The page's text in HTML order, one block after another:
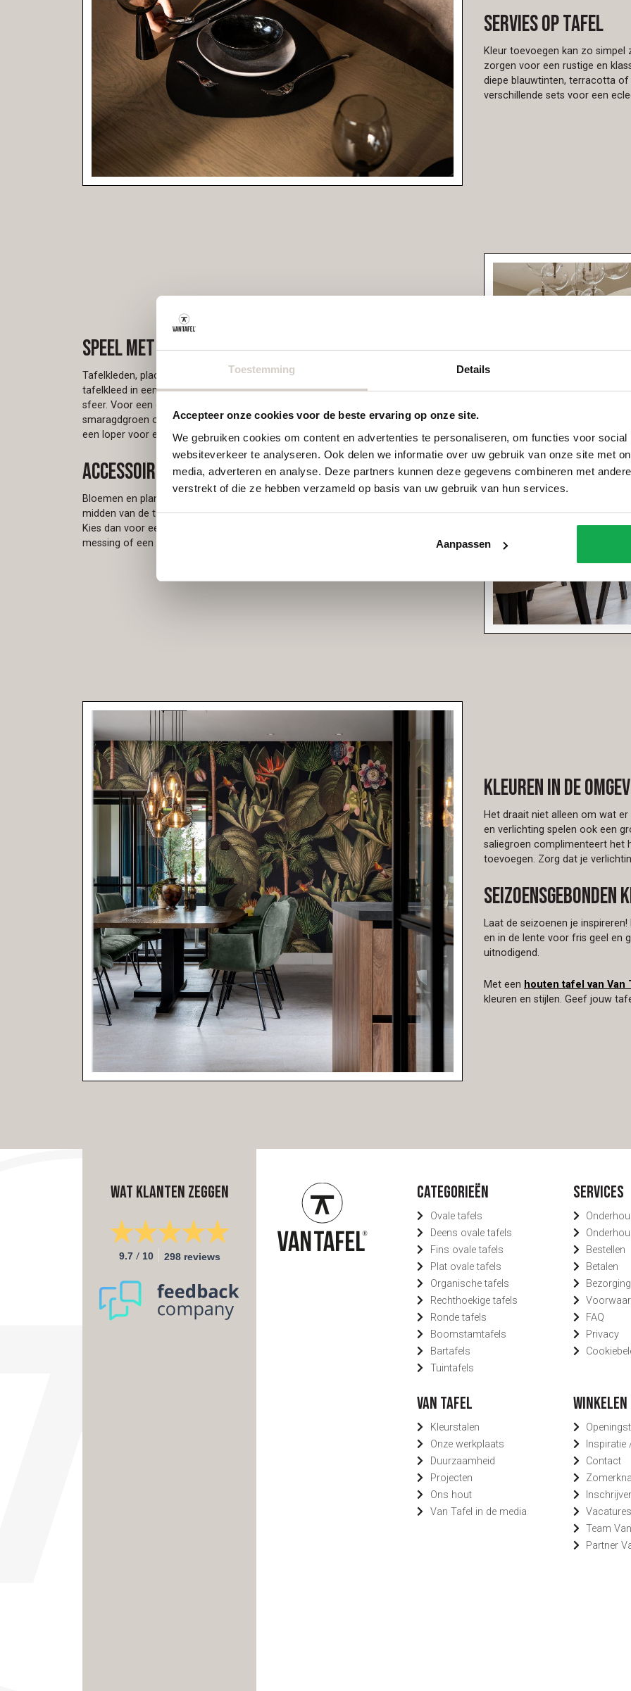
Toestemming Details
Accepteer onze cookies voor de beste ervaring op onze site.
We gebruiken cookies om content en advertenties te personaliseren, om functies voor
websiteverkeer te analyseren. Ook delen we informatie over uw gebruik van onze site met
media, adverteren en analyse. Deze partners kunnen deze gegevens combineren met
verstrekt of die ze hebben verzameld op basis van uw gebruik van hun services.
Aanpassen
Servies op tafel
Kleur toevoegen kan zo simpel
zorgen voor een rustige en
diepe blauwtinten, terracotta
verschillende sets voor een
Speel met contrast
Tafelkleden, placemats, en servetten bieden eindeloze mogelijkheden. Een linnen
tafelkleed in een zachte kleur zoals lichtgrijs of oudroze geeft een romantische
sfeer. Voor een gewaagdere look kies je voor donkere, rijke kleuren zoals
smaragdgroen of donkerblauw. Combineer dit met contrasterende servetten of
een loper voor een gelaagd effect.
Accessoires en bloemen
Bloemen en planten zijn de ultieme sfeermakers. Een kleurrijk veldboeket in het
midden van de tafel brengt warmte en gezelligheid. Hou je van een moderne look?
Kies dan voor een minimalistische vaas met één kleur bloemen. Voeg kandelaars in
messing of een mix van keramiek toe voor extra textuur en glans.
Kleuren in de
Het draait niet alleen om wat
en verlichting spelen ook een
saliegroen complimenteert het
toevoegen. Zorg dat je
Laat de seizoenen je
en in de lente voor fris geel en
uitnodigend.
Met een houten tafel van Van
kleuren en stijlen. Geef jouw
Wat klanten zeggen
9.7 / 10 298 reviews
Categorieën
Ovale tafels
Deens ovale tafels
Fins ovale tafels
Plat ovale tafels
Organische tafels
Rechthoekige tafels
Ronde tafels
Boomstamtafels
Bartafels
Tuintafels
Services
Bestellen
Betalen
Bezorging
FAQ
Privacy
Van Tafel
Kleurstalen
Onze werkplaats
Duurzaamheid
Projecten
Ons hout
Van Tafel in de media
Contact
Team
Partner